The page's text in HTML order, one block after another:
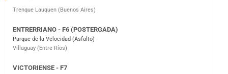
Victoria (Entre Ríos)